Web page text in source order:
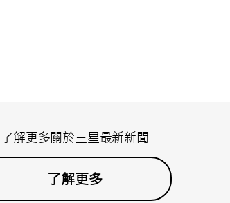
了解更多關於三星最新新聞
了解更多